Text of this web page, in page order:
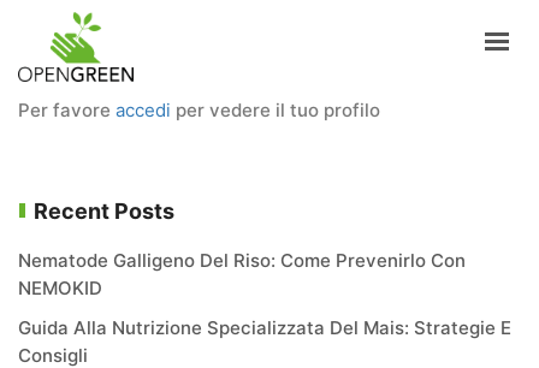
PRODOTTI
NOTIZIE
CONTATTI
ITALIANO
Per favore accedi per vedere il tuo profilo
Recent Posts
Nematode Galligeno Del Riso: Come Prevenirlo Con
NEMOKID
Guida Alla Nutrizione Specializzata Del Mais: Strategie E
Consigli